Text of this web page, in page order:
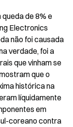
queda de 8% e
Electronics
não foi causada
verdade, foi a
que vinham se
que o
histórica na
líquidamente
em
coreano contra